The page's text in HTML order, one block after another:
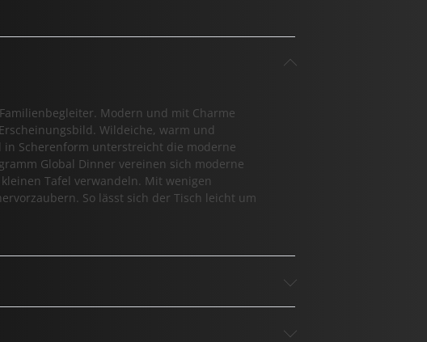
Modern und mit Charme
Wildeiche, warm und
Scherenform unterstreicht die moderne
Global Dinner vereinen sich moderne
Tafel verwandeln. Mit wenigen
So lässt sich der Tisch leicht um